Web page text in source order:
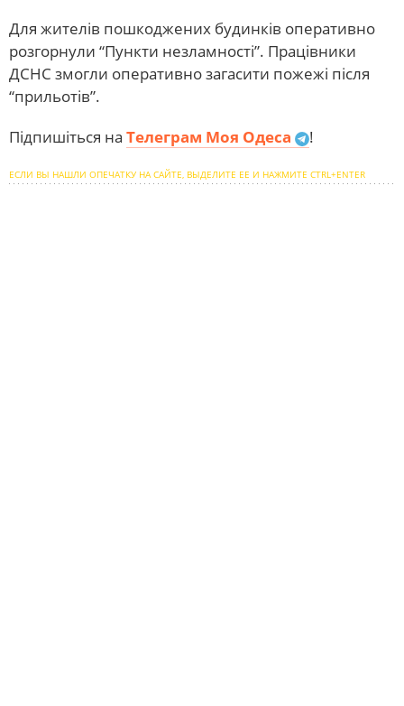
Для жителів пошкоджених будинків оперативно
розгорнули “Пункти незламності”. Працівники
ДСНС змогли оперативно загасити пожежі після
“прильотів”.
Підпишіться на Телеграм Моя Одеса !
ЕСЛИ ВЫ НАШЛИ ОПЕЧАТКУ НА САЙТЕ, ВЫДЕЛИТЕ ЕЕ И НАЖМИТЕ CTRL+ENTER